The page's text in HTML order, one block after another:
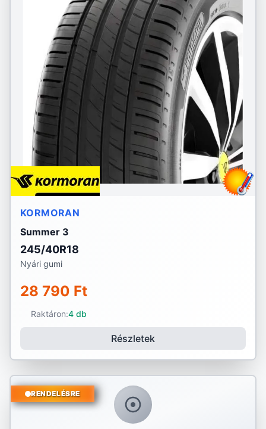
KORMORAN
Summer 3
245/40R18
Nyári gumi
28 790 Ft
Raktáron:4 db
Részletek
RENDELÉSRE